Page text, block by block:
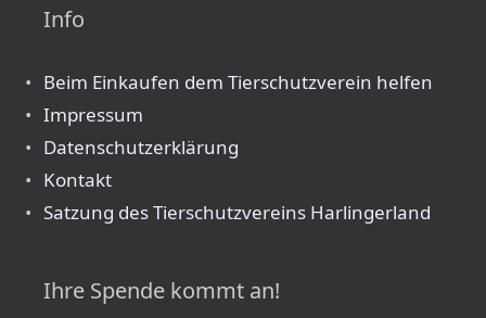
Info
Beim Einkaufen dem Tierschutzverein helfen
Impressum
Datenschutzerklärung
Kontakt
Satzung des Tierschutzvereins Harlingerland
Ihre Spende kommt an!